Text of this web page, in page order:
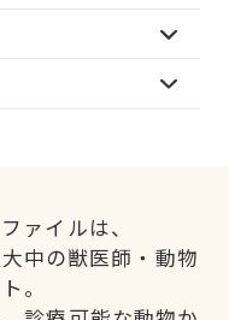
ァイルは、
中の獣医師・動物
。